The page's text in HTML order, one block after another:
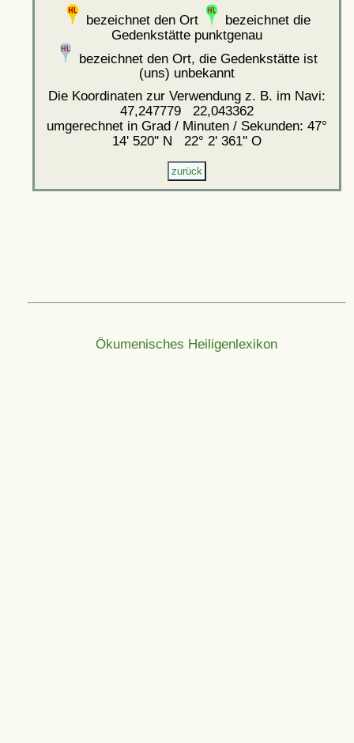
bezeichnet den Ort
bezeichnet die
Gedenkstätte punktgenau
bezeichnet den Ort, die Gedenkstätte ist
(uns) unbekannt
Die Koordinaten zur Verwendung z. B. im Navi:
47,247779 22,043362
umgerechnet in Grad / Minuten / Sekunden: 47°
14' 520'' N 22° 2' 361'' O
Ökumenisches Heiligenlexikon